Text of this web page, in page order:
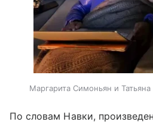
Маргарита Симоньян и
По словам Навки,